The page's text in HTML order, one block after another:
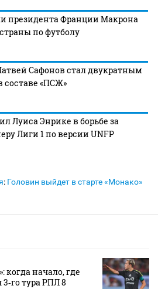
президента Франции Макрона
по футболу
Сафонов стал двукратным
«ПСЖ»
Луиса Энрике в борьбе за
Лиги 1 по версии UNFP
: Головин выйдет в старте «Монако»
когда начало, где
тура РПЛ 8